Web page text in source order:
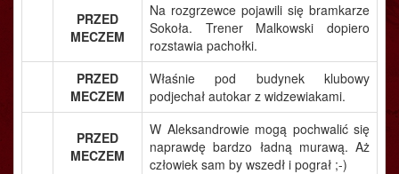
PRZED
MECZEM
Na rozgrzewce pojawili się bramkarze
Sokoła. Trener Malkowski dopiero
rozstawia pachołki.
PRZED
MECZEM
Właśnie pod budynek klubowy
podjechał autokar z widzewiakami.
PRZED
MECZEM
W Aleksandrowie mogą pochwalić się
naprawdę bardzo ładną murawą. Aż
człowiek sam by wszedł i pograł ;-)